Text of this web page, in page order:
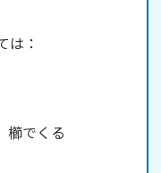
は：
櫛でくる